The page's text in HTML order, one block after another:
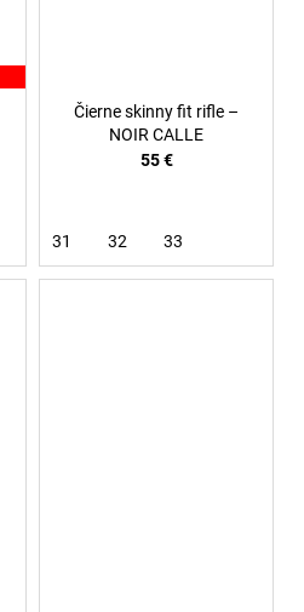
Čierne skinny fit rifle –
NOIR CALLE
55 €
31 32 33